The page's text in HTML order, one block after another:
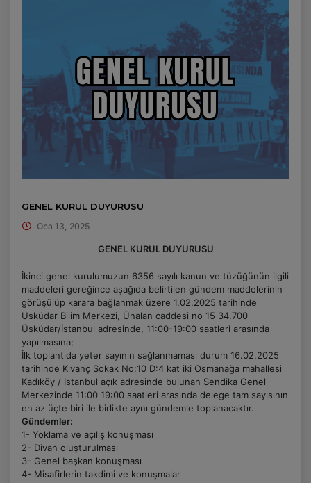
GENEL KURUL DUYURUSU
Oca 13, 2025
GENEL KURUL DUYURUSU
İkinci genel kurulumuzun 6356 sayılı kanun ve tüzüğünün ilgili
maddeleri gereğince aşağıda belirtilen gündem maddelerinin
görüşülüp karara bağlanmak üzere 1.02.2025 tarihinde
Üsküdar Bilim Merkezi, Ünalan caddesi no 15 34.700
Üsküdar/İstanbul adresinde, 11:00-19:00 saatleri arasında
yapılmasına;
İlk toplantıda yeter sayının sağlanmaması durum 16.02.2025
tarihinde Kıvanç Sokak No:10 D:4 kat iki Osmanağa mahallesi
Kadıköy / İstanbul açık adresinde bulunan Sendika Genel
Merkezinde 11:00 19:00 saatleri arasında delege tam sayısının
en az üçte biri ile birlikte aynı gündemle toplanacaktır.
Gündemler:
1- Yoklama ve açılış konuşması
2- Divan oluşturulması
3- Genel başkan konuşması
4- Misafirlerin takdimi ve konuşmalar